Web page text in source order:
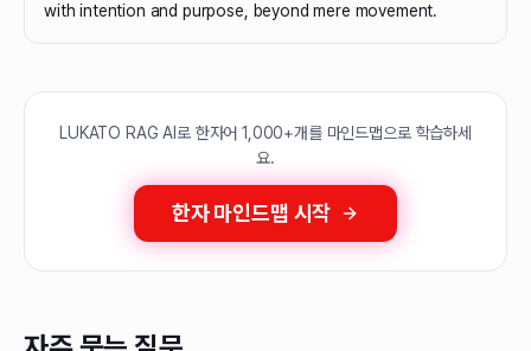
with intention and purpose, beyond mere movement.
LUKATO RAG AI로 한자어 1,000+개를 마인드맵으로 학습하세
요.
한자 마인드맵 시작